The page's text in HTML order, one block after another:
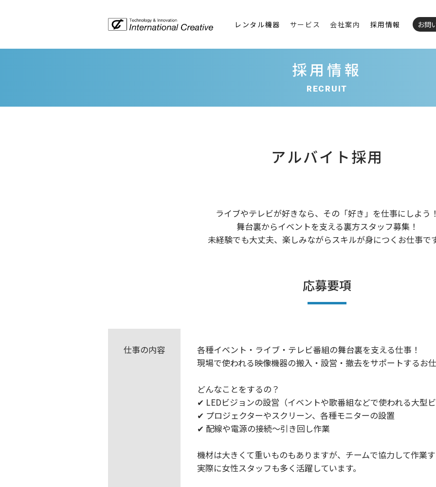
レンタル機器 サービス 会社案内 採用情報 お問
採用情報
RECRUIT
アルバイト採用
ライブやテレビが好きなら、その「好き」を仕事にしよう
舞台裏からイベントを支える裏方スタッフ募集！
未経験でも大丈夫、楽しみながらスキルが身につくお仕事で
応募要項
仕事の内容
各種イベント・ライブ・テレビ番組の舞台裏を支える仕事！
現場で使われる映像機器の搬入・設営・撤去をサポートするお
どんなことをするの？
✔ LEDビジョンの設営（イベントや歌番組などで使われる大型
✔ プロジェクターやスクリーン、各種モニターの設置
✔ 配線や電源の接続～引き回し作業
機材は大きくて重いものもありますが、チームで協力して作業
実際に女性スタッフも多く活躍しています。